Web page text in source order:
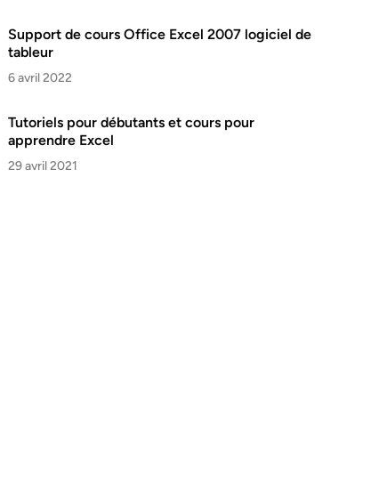
Support de cours Office Excel 2007 logiciel de
tableur
6 avril 2022
Tutoriels pour débutants et cours pour
apprendre Excel
29 avril 2021